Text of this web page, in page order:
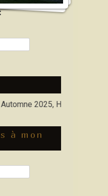
2025, Hiver 2026
à mon